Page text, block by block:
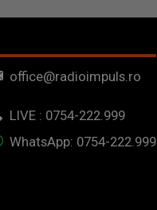
office@radioimpuls.ro
LIVE : 0754-222.999
WhatsApp: 0754-222.999